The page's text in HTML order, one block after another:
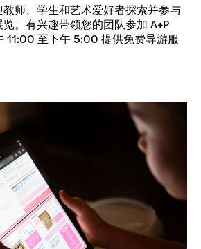
教师、学生和艺术爱好者探索并参与
。有兴趣带领您的团队参加 A+P
11:00 至下午 5:00 提供免费导游服